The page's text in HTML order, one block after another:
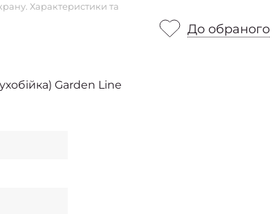
Характеристики та
До обраного
Garden Line